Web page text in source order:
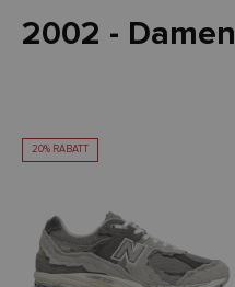
2002 - Damen
20% RABATT